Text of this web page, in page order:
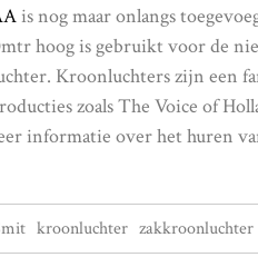
is nog maar onlangs
hoog is gebruikt voor de
Kroonluchters zijn een
zoals The Voice of
informatie over het huren
kroonluchter zakkroonluchter